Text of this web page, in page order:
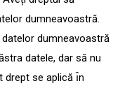
dumneavoastră.
dumneavoastră
datele, dar să nu
se aplică ı̂n